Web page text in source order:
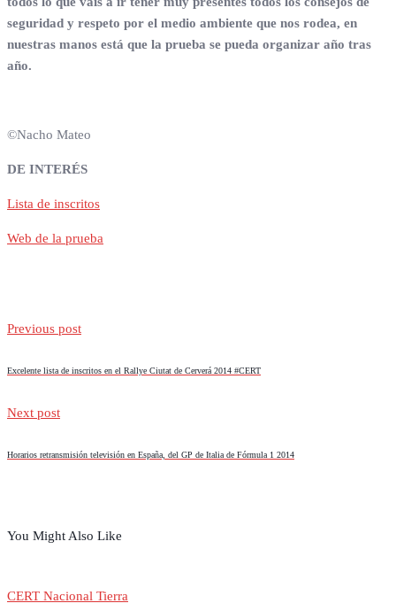
seguridad y respeto por el medio ambiente que nos rodea, en
nuestras manos está que la prueba se pueda organizar año tras
año.
©Nacho Mateo
DE INTERÉS
Lista de inscritos
Web de la prueba
Previous post
Excelente lista de inscritos en el Rallye Ciutat de Cerverá 2014 #CERT
Next post
Horarios retransmisión televisión en España, del GP de Italia de Fórmula 1 2014
You Might Also Like
CERT Nacional Tierra